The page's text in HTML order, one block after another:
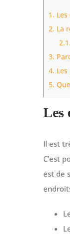
1.
2. La
2.1.
3.
4.
5.
Les
Il est
C’est
est de